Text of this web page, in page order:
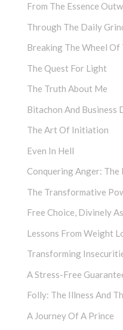
From The Essence
Through The Daily
Breaking The Wheel Of
The Quest For Light
The Truth About Me
Bitachon And Business
The Art Of Initiation
Even In Hell
Conquering Anger: The
The Transformative
Free Choice, Divinely
Lessons From Weight
Transforming
A Stress-Free
Folly: The Illness And
A Journey Of A Prince